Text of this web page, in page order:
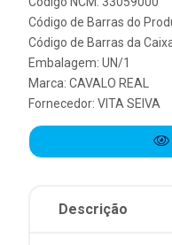
Código de Barras do
Código de Barras da
Embalagem: UN/1
Marca: CAVALO REAL
Fornecedor: VITA SEIVA
Descrição